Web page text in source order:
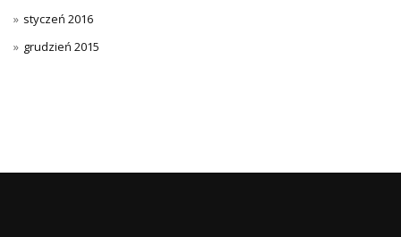
styczeń 2016
grudzień 2015